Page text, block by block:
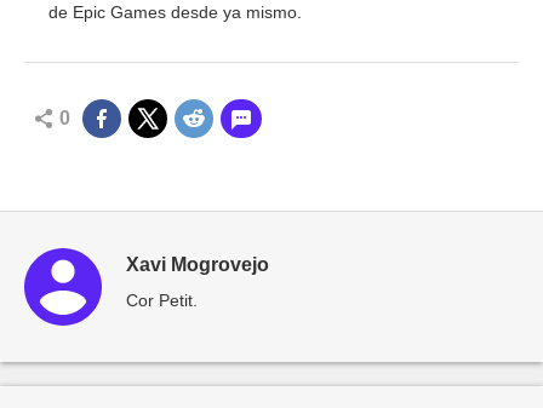
de Epic Games desde ya mismo.
0
Xavi Mogrovejo
Cor Petit.